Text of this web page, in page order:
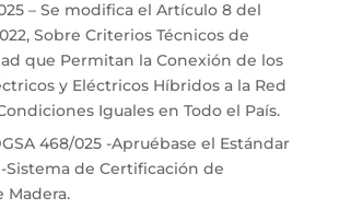
– Se modifica el Artículo 8 del
Sobre Criterios Técnicos de
que Permitan la Conexión de los
y Eléctricos Híbridos a la Red
Iguales en Todo el País.
468/025 -Apruébase el Estándar
Sistema de Certificación de
Madera.